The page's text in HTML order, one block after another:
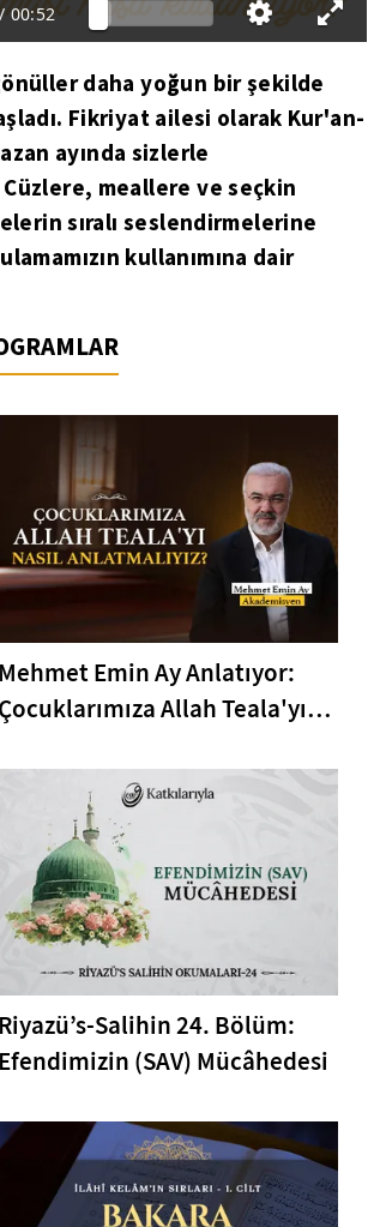
/ 00:52
daha yoğun bir şekilde
Fikriyat ailesi olarak Kur'an-
ayında sizlerle
meallere ve seçkin
sıralı seslendirmelerine
kullanımına dair
Mehmet Emin Ay Anlatıyor:
Çocuklarımıza Allah Teala'yı
Riyazü’s-Salihin 24. Bölüm:
Efendimizin (SAV) Mücâhedesi